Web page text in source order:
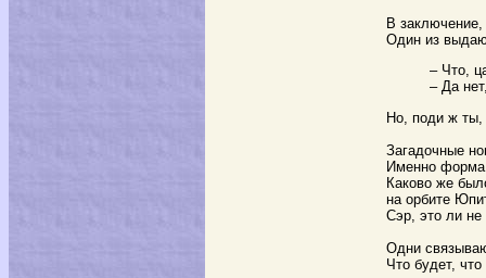
В
Один из
– Что,
– Да
Но, поди ж ты,
Загадочные
Именно форма
Каково же
на орбите
Сэр, это ли не
Одни
Что будет, что